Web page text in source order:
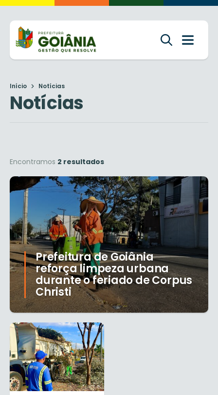
Início Notícias
Notícias
Encontramos 2 resultados
Prefeitura de Goiânia
reforça limpeza urbana
durante o feriado de Corpus
Christi